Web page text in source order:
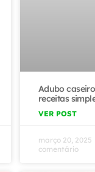
Adubo
receitas
VER POST
março 20, 2025
comentário